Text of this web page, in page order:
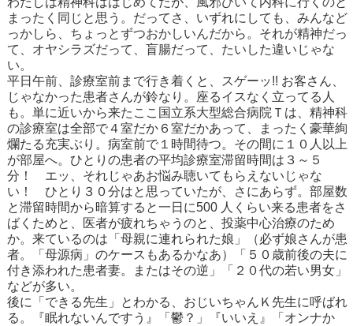
まったく同じと思う。だってさ、いずれにしても、みんなど
っかしら、ちょっとずつおかしいんだから。それが精神だっ
て、オヤシラズだって、盲腸だって、たいした違いじゃな
い。
平日午前、診療室前まで行き着くと、スゲーッ!! お客さん、
じゃなかった患者さんが鈴なり。座るイスなく立ってる人
も。単に近いから来たここ国立系大型総合病院Ｔは、精神科
の診療室は全部で４室だか６室だかあって、まったく豪華絢
爛たる充実ぶり。病室前で１時間待つ。その間に１０人以上
が部屋へ。ひとりの患者の平均診療室滞留時間は３～５
分！ エッ、それじゃあお悩み聴いてもらえないじゃな
い！ ひとり３０分はと思っていたが、さにあらず。部屋数
と滞留時間から暗算すると一日に500 人くらい来る患者をさ
ばくためと、医者が疲れちゃうのと、投薬中心治療のため
か。来ているのは「母親に連れられた娘」（必ず娘さんが患
者。「母源病」のケースもあるかなあ）「５０歳前後の夫に
付き添われた患者妻。またはその逆」「２０代の若い男女」
などが多い。
後に「できる先生」とわかる、おじいちゃんＫ先生に呼ばれ
る。『眠れないんですう』「鬱？」『いいえ』「オンナか